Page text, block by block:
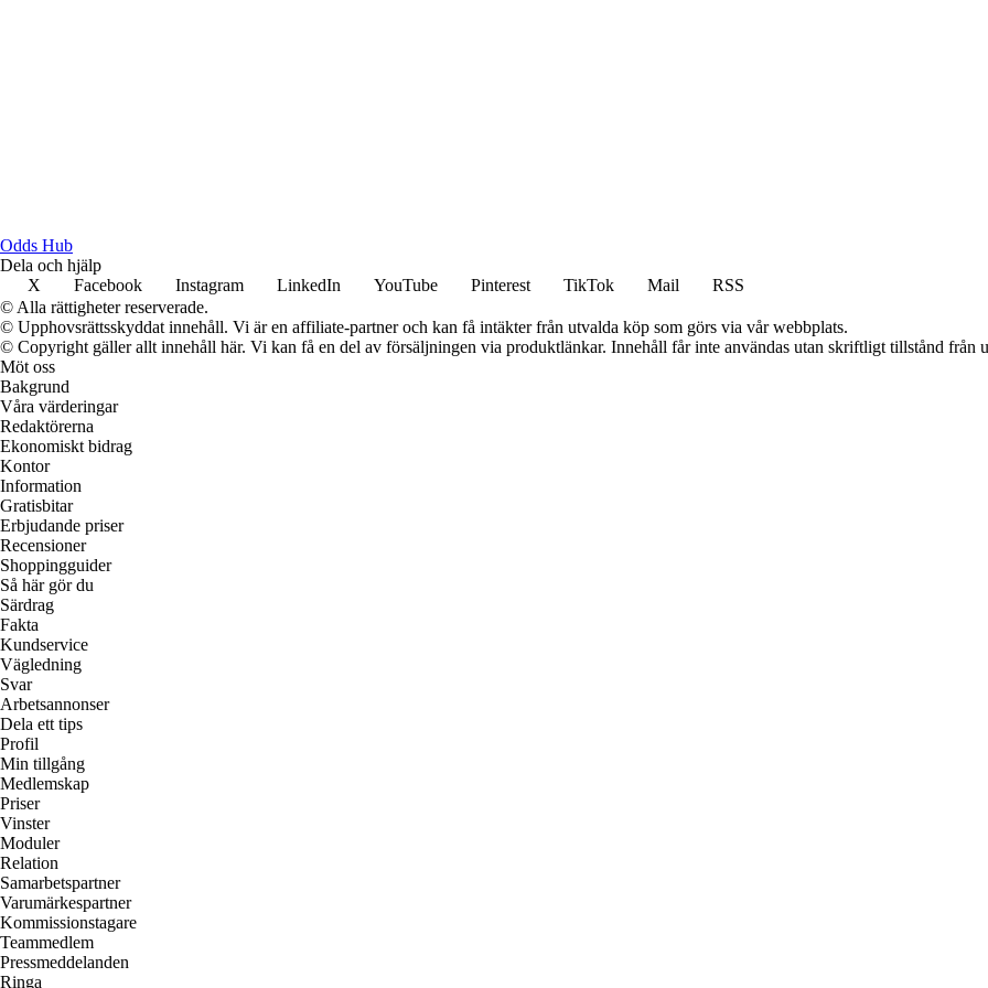
Odds Hub
Dela och hjälp
X
Facebook Instagram LinkedIn YouTube Pinterest TikTok Mail
RSS
© Alla rättigheter reserverade.
© Upphovsrättsskyddat innehåll. Vi är en affiliate-partner och kan få intäkter från utvalda köp som görs via vår webbplats.
© Copyright gäller allt innehåll här. Vi kan få en del av försäljningen via produktlänkar. Innehåll får inte användas utan skriftligt tillstånd från
Möt oss
Bakgrund
Våra värderingar
Redaktörerna
Ekonomiskt bidrag
Kontor
Information
Gratisbitar
Erbjudande priser
Recensioner
Shoppingguider
Så här gör du
Särdrag
Fakta
Kundservice
Vägledning
Svar
Arbetsannonser
Dela ett tips
Profil
Min tillgång
Medlemskap
Priser
Vinster
Moduler
Relation
Samarbetspartner
Varumärkespartner
Kommissionstagare
Teammedlem
Pressmeddelanden
Ringa